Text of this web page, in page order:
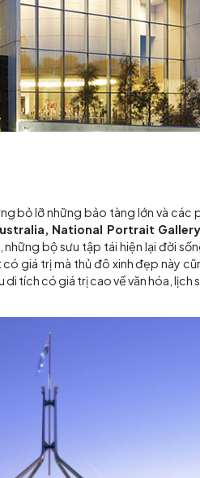
đa dạng hơn về thành
trúc công cộng mọc lên